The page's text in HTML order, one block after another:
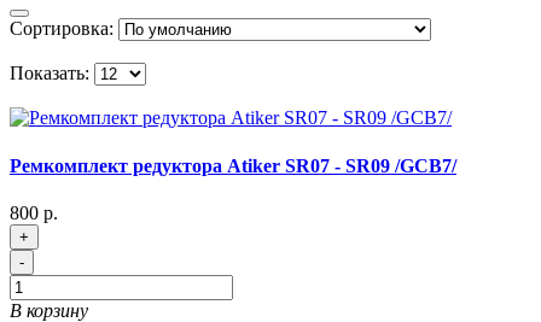
Сортировка:
Показать:
Ремкомплект редуктора Atiker SR07 - SR09 /GCB7/
800 р.
+
-
В корзину